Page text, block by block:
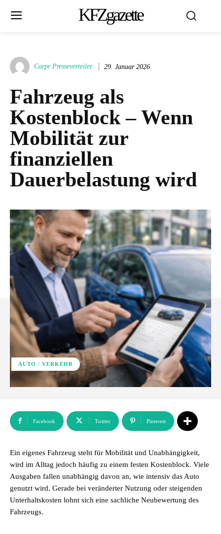
KFZgazette
Carpr Presseverteiler 29. Januar 2026
Fahrzeug als
Kostenblock – Wenn
Mobilität zur
finanziellen
Dauerbelastung wird
AUTO / VERKEHR
Facebook Twitter Pinterest
Ein eigenes Fahrzeug steht für Mobilität und Unabhängigkeit,
wird im Alltag jedoch häufig zu einem festen Kostenblock. Viele
Ausgaben fallen unabhängig davon an, wie intensiv das Auto
genutzt wird. Gerade bei veränderter Nutzung oder steigenden
Unterhaltskosten lohnt sich eine sachliche Neubewertung des
Fahrzeugs.